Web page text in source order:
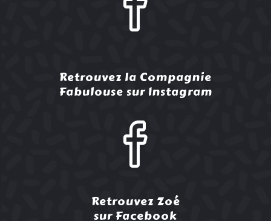
Retrouvez la Compagnie
Fabulouse sur Instagram
Retrouvez Zoé
sur Facebook